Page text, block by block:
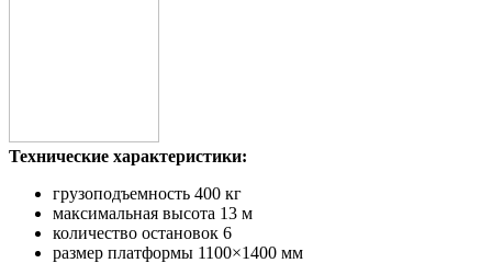
Технические характеристики:
грузоподъемность 400 кг
максимальная высота 13 м
количество остановок 6
размер платформы 1100×1400 мм